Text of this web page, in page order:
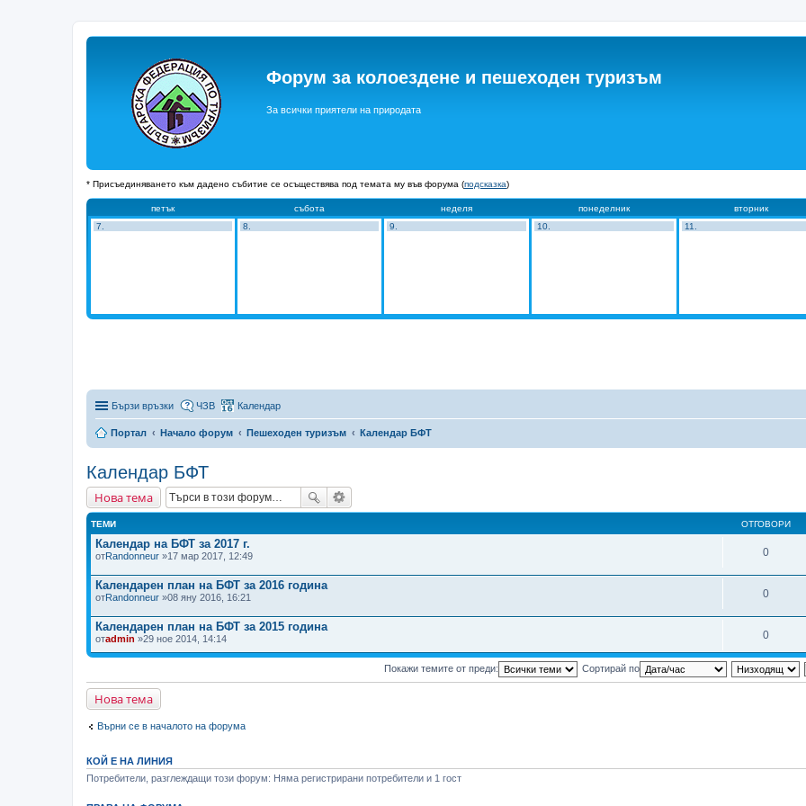
Форум за колоездене и пешеходен туризъм
За всички приятели на природата
* Присъединяването към дадено събитие се осъществява под темата му във форума (подсказка)
петък събота неделя понеделник вторник
7.
8. 9. 10. 11.
Бързи връзки ЧЗВ Календар
Портал Начало форум Пешеходен туризъм Календар БФТ
Календар БФТ
Нова тема
ТЕМИ ОТГОВОРИ
Календар на БФТ за 2017 г.
отRandonneur »17 мар 2017, 12:49 0
Календарен план на БФТ за 2016 година
отRandonneur »08 яну 2016, 16:21 0
Календарен план на БФТ за 2015 година
отadmin »29 ное 2014, 14:14 0
Покажи темите от преди: Сортирай по
Нова тема
Върни се в началото на форума
КОЙ Е НА ЛИНИЯ
Потребители, разглеждащи този форум: Няма регистрирани потребители и 1 гост